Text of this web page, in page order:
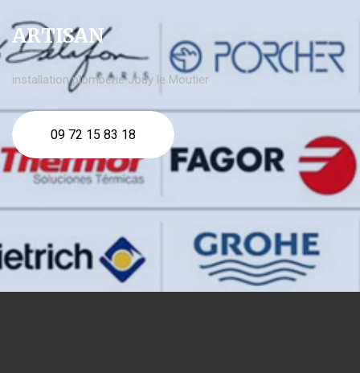
ARTISAN
installation plomberie Jouy le Moutier
09 72 15 83 18